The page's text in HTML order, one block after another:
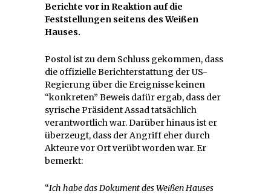
Berichte vor in Reaktion auf die
Feststellungen seitens des Weißen
Hauses.
Postol ist zu dem Schluss gekommen, dass
die offizielle Berichterstattung der US-
Regierung über die Ereignisse keinen
“konkreten” Beweis dafür ergab, dass der
syrische Präsident Assad tatsächlich
verantwortlich war. Darüber hinaus ist er
überzeugt, dass der Angriff eher durch
Akteure vor Ort verübt worden war. Er
bemerkt:
“Ich habe das Dokument des Weißen Hauses